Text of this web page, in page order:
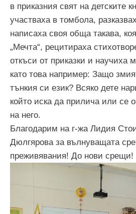
в приказния свят на детските
участваха в томбола,
написаха своя обща такава,
„Мечта“, рецитираха
откъси от приказки и научиха
като това например: Защо
тънкия си език? Всяко дете
който иска да прилича или се
на него.
Благодарим на г-жа Лидия
Дюлгярова за вълнуващата
преживявания! До нови срещи!